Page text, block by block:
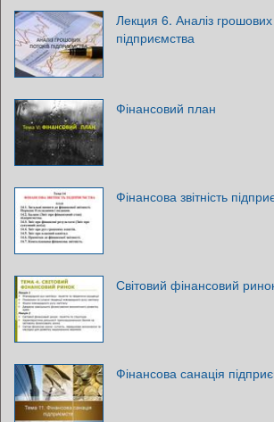
Лекция 6. Аналіз грошових
підприємства
Фінансовий план
Фінансова звітність
Світовий фінансовий
Фінансова санація